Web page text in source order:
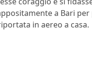
a Bari
in aereo a casa.